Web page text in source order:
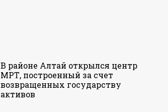
В районе Алтай открылся центр
МРТ, построенный за счет
возвращенных государству
активов